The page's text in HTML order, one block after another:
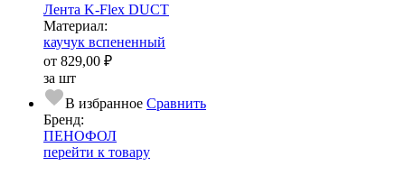
Лента K-Flex DUCT
Ма­­те­­ри­­ал:
каучук вспененный
от 829,00 ₽
за шт
В избранное Сравнить
Бренд:
ПЕНОФОЛ
перейти к товару